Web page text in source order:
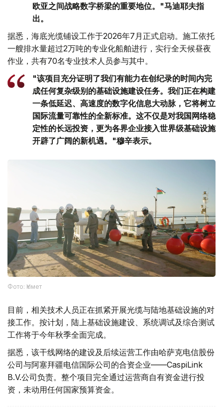
欧亚之间战略数字桥梁的重要地位。"马迪耶夫指
出。
据悉，海底光缆铺设工作于2026年7月正式启动。施工依托
一艘排水量超过2万吨的专业化船舶进行，实行全天候昼夜
作业，共有70名专业技术人员参与其中。
"该项目充分证明了我们有能力在创纪录的时间内完
成任何复杂级别的基础设施建设任务。我们正在构建
一条低延迟、高速度的数字化信息大动脉，它将树立
国际流量可靠性的全新标准。这不仅是对我国网络稳
定性的长远投资，更为各界企业接入世界级基础设施
开辟了广阔的新机遇。"穆辛表示。
Фото: Үкімет
目前，相关技术人员正在抓紧开展光缆与陆地基础设施的对
接工作。按计划，陆上基础设施建设、系统调试及综合测试
工作将于今年秋季全面完成。
据悉，该干线网络的建设及后续运营工作由哈萨克电信股份
公司与阿塞拜疆电信国际公司的合资企业——CaspiLink
B.V.公司负责。整个项目完全通过运营商自有资金进行投
资，未动用任何国家预算资金。